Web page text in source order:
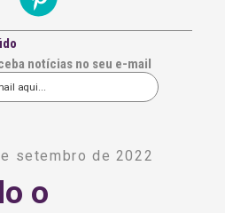
notícias no seu e-mail
setembro de 2022
o